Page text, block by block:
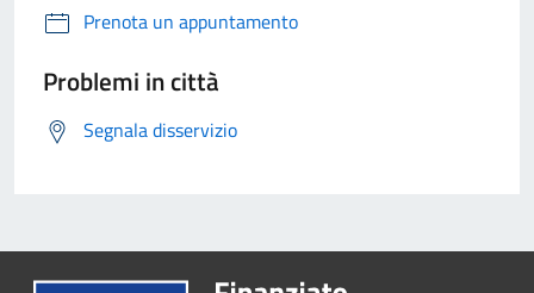
Prenota un appuntamento
Problemi in città
Segnala disservizio